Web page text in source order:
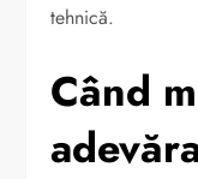
tehnică.
Când